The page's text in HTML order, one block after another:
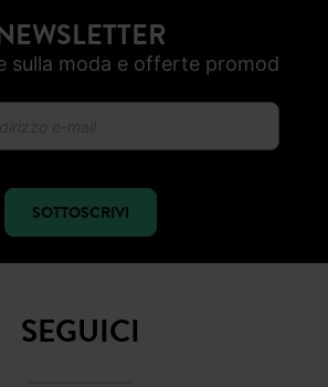
sulla moda e offerte promod
SOTTOSCRIVI
SEGUICI